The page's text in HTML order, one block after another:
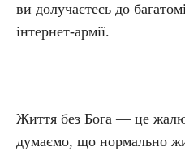
ви долучаєтесь до
інтернет-армії.
Життя без Бога — це
думаємо, що нормально